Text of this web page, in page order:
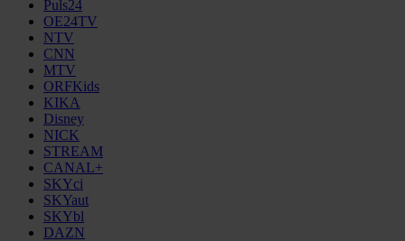
Puls24
OE24TV
NTV
CNN
MTV
ORFKids
KIKA
Disney
NICK
STREAM
CANAL+
SKYci
SKYaut
SKYbl
DAZN